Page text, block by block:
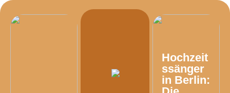
Hochzeit
ssänger
in Berlin: